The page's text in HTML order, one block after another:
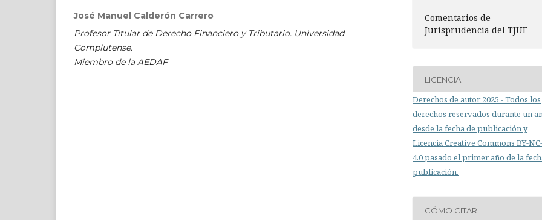
José Manuel Calderón Carrero
Profesor Titular de Derecho Financiero y Tributario. Universidad
Complutense.
Miembro de la AEDAF
Comentarios de
Jurisprudencia del TJUE
LICENCIA
Derechos de autor 2025 - Todos los
derechos reservados durante un
desde la fecha de publicación y
Licencia Creative Commons BY-
4.0 pasado el primer año de la
publicación.
CÓMO CITAR